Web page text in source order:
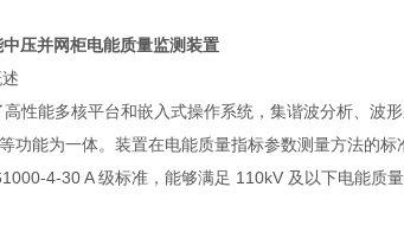
高性能多核平台和嵌入式操作系统，集谐波分析、波
功能为一体。装置在电能质量指标参数测量方法的
4-30 A 级标准，能够满足 110kV 及以下电能质量